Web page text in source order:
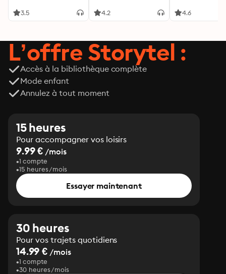
3.5 4.2 4.6
L’offre Storytel :
Accès à la bibliothèque complète
Mode enfant
Annulez à tout moment
15 heures
Pour accompagner vos loisirs
9.99 € /mois
1 compte
15 heures/mois
Essayer maintenant
30 heures
Pour vos trajets quotidiens
14.99 € /mois
1 compte
30 heures/mois